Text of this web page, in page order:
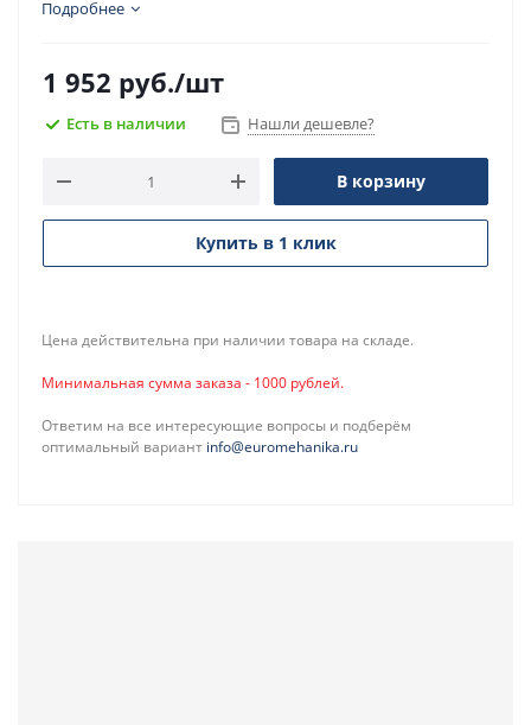
Подробнее
1 952 руб./шт
Есть в наличии Нашли дешевле?
В корзину
Купить в 1 клик
Цена действительна при наличии товара на складе.
Минимальная сумма заказа - 1000 рублей.
Ответим на все интересующие вопросы и подберём
оптимальный вариант info@euromehanika.ru